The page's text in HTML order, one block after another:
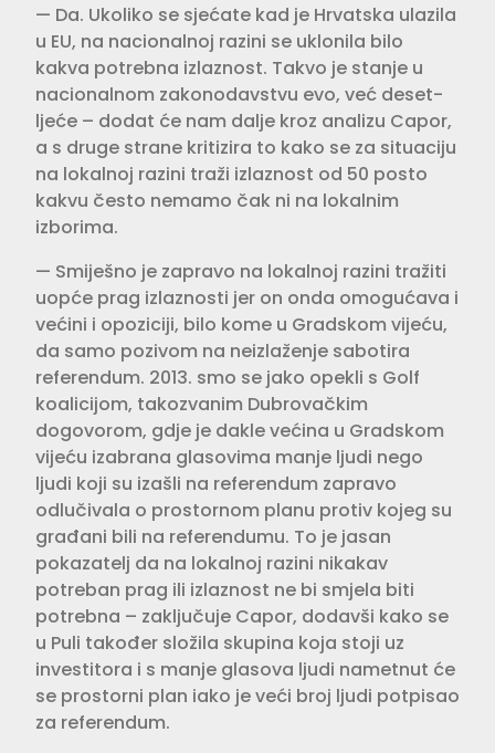
— Da. Ukoliko se sjećate kad je Hrvatska ulazila
u EU, na nacionalnoj razini se uklonila bilo
kakva potrebna izlaznost. Takvo je stanje u
nacional­nom zakonodavstvu evo, već deset­
ljeće – dodat će nam dalje kroz analizu Capor,
a s druge strane kritizira to kako se za situaciju
na lokalnoj razini traži izlaznost od 50 posto
kakvu često nemamo čak ni na lokalnim
izborima.
— Smiješno je zapravo na lokalnoj razini tražiti
uopće prag izlaznosti jer on onda omogućava i
većini i opoziciji, bilo kome u Gradskom vijeću,
da samo pozivom na neizlaženje sabotira
referendum. 2013. smo se jako opekli s Golf
koalicijom, takozvanim Dubro­vačkim
dogovorom, gdje je dakle većina u Gradskom
vijeću izabrana glasovima manje ljudi nego
ljudi koji su izašli na referendum zapravo
odlučivala o prostornom planu protiv kojeg su
građani bili na referendumu. To je jasan
pokazatelj da na lokal­noj razini nikakav
potreban prag ili izlaznost ne bi smjela biti
potrebna – zaključuje Capor, dodavši kako se
u Puli također složila skupina koja stoji uz
investitora i s manje glasova ljudi nametnut će
se prostorni plan iako je veći broj ljudi potpisao
za referendum.